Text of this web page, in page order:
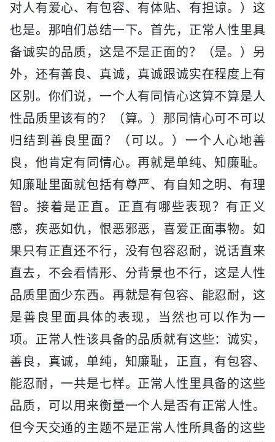
对人有爱心、有包容、有体贴、有担谅。）这
也是。那咱们总结一下。首先，正常人性里具
备诚实的品质，这是不是正面的？（是。）另
外，还有善良、真诚，真诚跟诚实在程度上有
区别。你们说，一个人有同情心这算不算是人
性品质里该有的？（算。）那同情心可不可以
归结到善良里面？（可以。）一个人心地善
良，他肯定有同情心。再就是单纯、知廉耻。
知廉耻里面就包括有尊严、有自知之明、有理
智。接着是正直。正直有哪些表现？有正义
感，疾恶如仇，恨恶邪恶，喜爱正面事物。如
果只有正直还不行，没有包容忍耐，说话直来
直去，不会看情形、分背景也不行，这是人性
品质里面少东西。再就是有包容、能忍耐，这
是善良里面具体的表现，当然也可以作为一
项。正常人性该具备的品质就有这些：诚实，
善良，真诚，单纯，知廉耻，正直，有包容、
能忍耐，一共是七样。正常人性里具备的这些
品质，可以用来衡量一个人是否有正常人性。
但今天交通的主题不是正常人性所具备的这些